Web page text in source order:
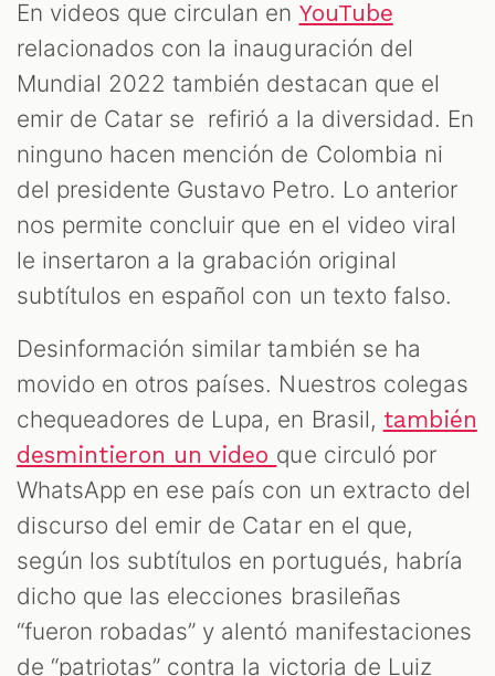
En videos que circulan en YouTube
relacionados con la inauguración del
Mundial 2022 también destacan que el
emir de Catar se refirió a la diversidad. En
ninguno hacen mención de Colombia ni
del presidente Gustavo Petro. Lo anterior
nos permite concluir que en el video viral
le insertaron a la grabación original
subtítulos en español con un texto falso.
Desinformación similar también se ha
movido en otros países. Nuestros colegas
chequeadores de Lupa, en Brasil, también
desmintieron un video que circuló por
WhatsApp en ese país con un extracto del
discurso del emir de Catar en el que,
según los subtítulos en portugués, habría
dicho que las elecciones brasileñas
“fueron robadas” y alentó manifestaciones
de “patriotas” contra la victoria de Luiz